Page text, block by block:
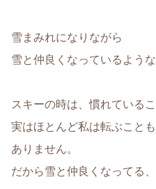
雪まみれになりながら
雪と仲良くなっているよう
スキーの時は、慣れている
実はほとんど私は転ぶこと
ありません。
だから雪と仲良くなってる